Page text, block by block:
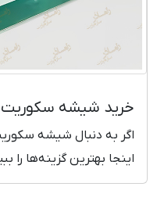
اگر به دنبال شیشه
اینجا بهترین گزینه‌ها را
ساختمانی و تجاری.